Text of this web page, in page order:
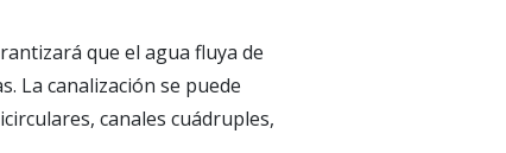
que el agua fluya de
La canalización se puede
canales cuádruples,